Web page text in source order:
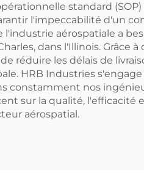
standard
l'impeccabilité d'un
aérospatiale a
dans l'Illinois. Grâce
les délais de
HRB Industries
constamment nos
sur la qualité,
aérospatial.